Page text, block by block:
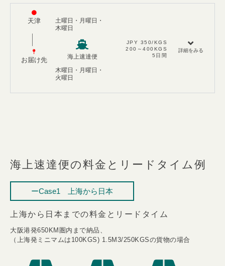
天津
お届け先
土曜日・月曜日・
木曜日
海上速達便
木曜日・月曜日・
火曜日
JPY 350/KGS​
200～400KGS​
5日間
詳細をみる
海上速達便の料金とリードタイム例
ーCase1 上海から日本
上海から日本までの料金とリードタイム
大阪港発650KM圏内まで納品、​
（上海発ミニマムは100KGS) 1.5M3/250KGSの貨物の場合​